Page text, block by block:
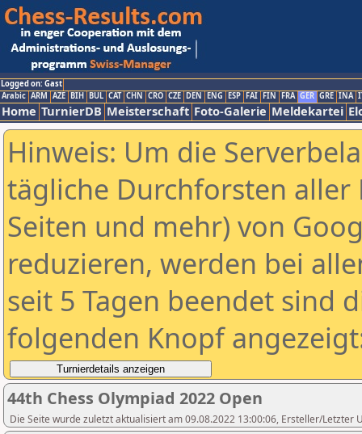
Logged on: Gast
Arabic ARM AZE BIH BUL CAT CHN CRO CZE DEN ENG ESP FAI FIN FRA GER GRE INA
Home TurnierDB Meisterschaft Foto-Galerie Meldekartei
Hinweis: Um die
tägliche Durchforsten aller
Seiten und mehr) von
reduzieren, werden bei
seit 5 Tagen beendet sind
folgenden Knopf
44th Chess Olympiad 2022 Open
Die Seite wurde zuletzt aktualisiert am 09.08.2022 13:00:06, Ersteller/Letzter